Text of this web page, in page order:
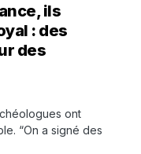
ils
: des
des
ont
“On a signé des